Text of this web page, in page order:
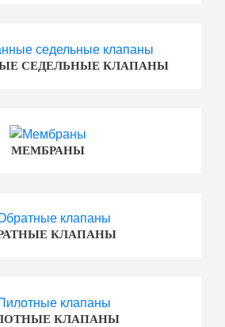
СЕДЕЛЬНЫЕ КЛАПАНЫ
МЕМБРАНЫ
КЛАПАНЫ
КЛАПАНЫ